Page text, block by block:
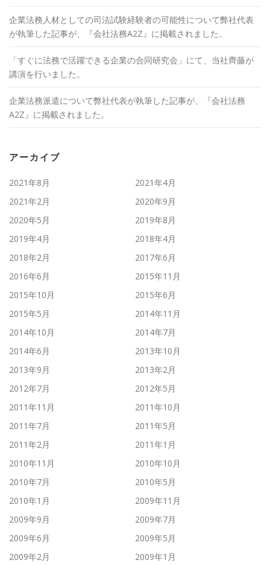
企業法務人材としての司法試験経験者の可能性について弊社代表
が執筆した記事が、『会社法務A2Z』に掲載されました。
「すぐに法務で活躍できる企業の合同研究会」にて、当社齊藤が
講演を行いました。
企業法務派遣について弊社代表が執筆した記事が、『会社法務
A2Z』に掲載されました。
アーカイブ
2021年8月
2021年4月
2021年2月
2020年9月
2020年5月
2019年8月
2019年4月
2018年4月
2018年2月
2017年6月
2016年6月
2015年11月
2015年10月
2015年6月
2015年5月
2014年11月
2014年10月
2014年7月
2014年6月
2013年10月
2013年9月
2013年2月
2012年7月
2012年5月
2011年11月
2011年10月
2011年7月
2011年5月
2011年2月
2011年1月
2010年11月
2010年10月
2010年7月
2010年5月
2010年1月
2009年11月
2009年9月
2009年7月
2009年6月
2009年5月
2009年2月
2009年1月